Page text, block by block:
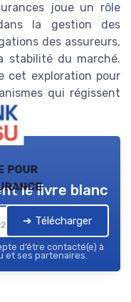
joue un rôle
la gestion des
des assureurs,
stabilité du marché.
cet exploration pour
qui régissent
pour
le livre blanc
➔ Télécharger
d’être contacté(e) à
et ses partenaires.